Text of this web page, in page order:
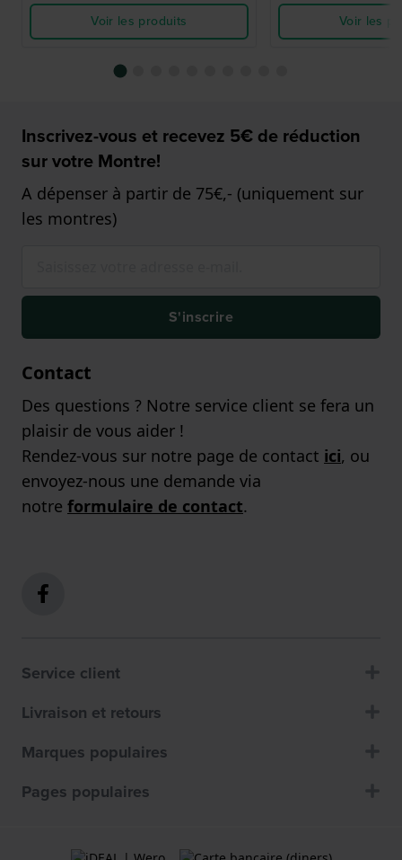
Voir les produits
Voir les
Inscrivez-vous et recevez 5€ de réduction
sur votre Montre!
A dépenser à partir de 75€,- (uniquement sur
les montres)
S'inscrire
Contact
Des questions ? Notre service client se fera un
plaisir de vous aider !
Rendez-vous sur notre page de contact ici, ou
envoyez-nous une demande via
notre formulaire de contact.
Service client
Livraison et retours
Marques populaires
Pages populaires